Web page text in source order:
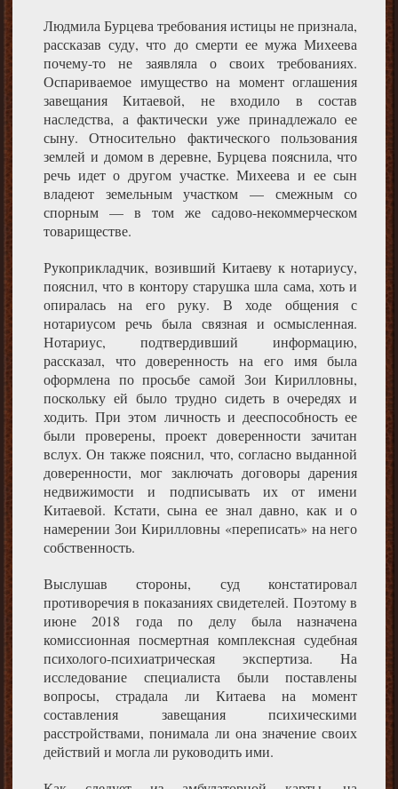
Людмила Бурцева требования истицы не признала,
рассказав суду, что до смерти ее мужа Михеева
почему-то не заявляла о своих требованиях.
Оспариваемое имущество на момент оглашения
завещания Китаевой, не входило в состав
наследства, а фактически уже принадлежало ее
сыну. Относительно фактического пользования
землей и домом в деревне, Бурцева пояснила, что
речь идет о другом участке. Михеева и ее сын
владеют земельным участком — смежным со
спорным — в том же садово-некоммерческом
товариществе.
Рукоприкладчик, возивший Китаеву к нотариусу,
пояснил, что в контору старушка шла сама, хоть и
опиралась на его руку. В ходе общения с
нотариусом речь была связная и осмысленная.
Нотариус, подтвердивший информацию,
рассказал, что доверенность на его имя была
оформлена по просьбе самой Зои Кирилловны,
поскольку ей было трудно сидеть в очередях и
ходить. При этом личность и дееспособность ее
были проверены, проект доверенности зачитан
вслух. Он также пояснил, что, согласно выданной
доверенности, мог заключать договоры дарения
недвижимости и подписывать их от имени
Китаевой. Кстати, сына ее знал давно, как и о
намерении Зои Кирилловны «переписать» на него
собственность.
Выслушав стороны, суд констатировал
противоречия в показаниях свидетелей. Поэтому в
июне 2018 года по делу была назначена
комиссионная посмертная комплексная судебная
психолого-психиатрическая экспертиза. На
исследование специалиста были поставлены
вопросы, страдала ли Китаева на момент
составления завещания психическими
расстройствами, понимала ли она значение своих
действий и могла ли руководить ими.